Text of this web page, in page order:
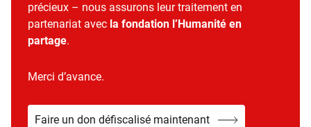
précieux – nous assurons leur traitement en
partenariat avec la fondation l’Humanité en
partage.
Merci d’avance.
Faire un don défiscalisé maintenant